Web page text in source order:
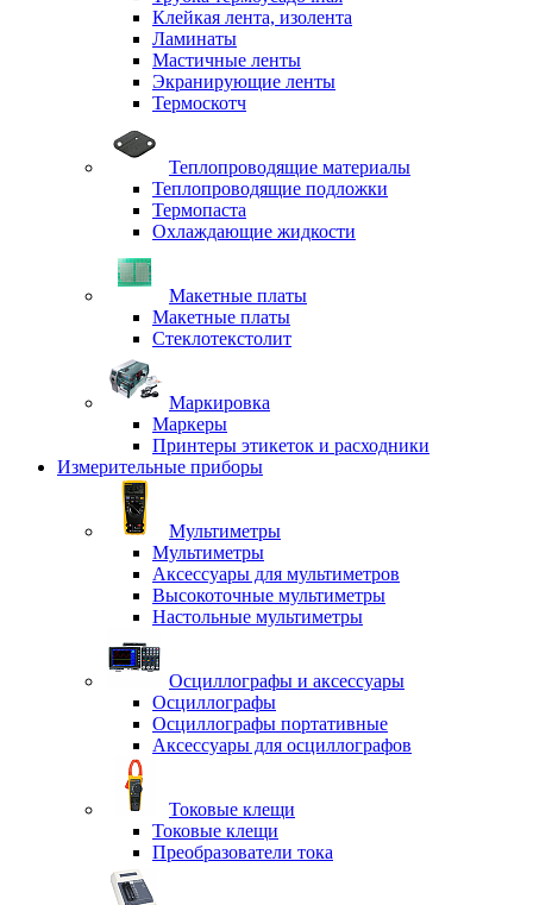
Клейкая лента, изолента
Ламинаты
Мастичные ленты
Экранирующие ленты
Термоскотч
Теплопроводящие материалы
Теплопроводящие подложки
Термопаста
Охлаждающие жидкости
Макетные платы
Макетные платы
Стеклотекстолит
Маркировка
Маркеры
Принтеры этикеток и расходники
Измерительные приборы
Мультиметры
Мультиметры
Аксессуары для мультиметров
Высокоточные мультиметры
Настольные мультиметры
Осциллографы и аксессуары
Осциллографы
Осциллографы портативные
Аксессуары для осциллографов
Токовые клещи
Токовые клещи
Преобразователи тока